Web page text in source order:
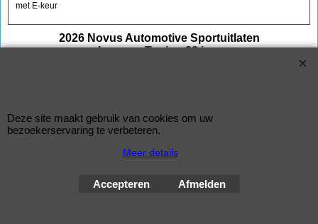
met E-keur
2026 Novus Automotive Sportuitlaten
Improve Tuning 28 jaar
ShopFactory webwinkel
software.
Deze site maakt gebruik van cookies om uw
bezoekerservaring te verbeteren.
Meer details
Accepteren Afmelden